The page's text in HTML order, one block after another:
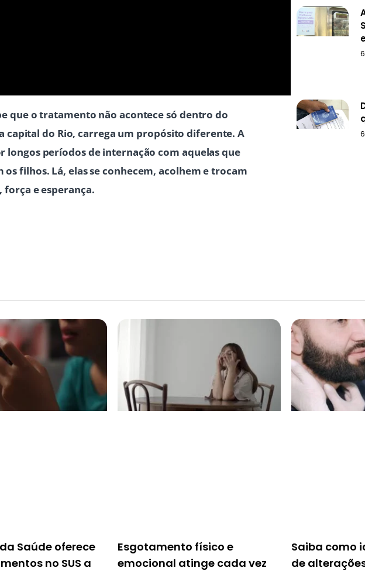
que o tratamento não acontece só dentro do
capital do Rio, carrega um propósito diferente. A
longos períodos de internação com aquelas que
filhos. Lá, elas se conhecem, acolhem e trocam
força e esperança.
Saúde oferece
no SUS a
Esgotamento físico e
emocional atinge cada vez
Saiba como
de